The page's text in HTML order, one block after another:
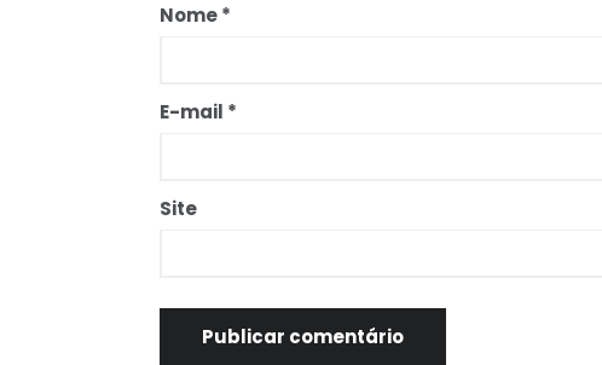
Nome*
E-mail *
Site